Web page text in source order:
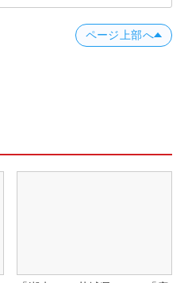
ページ上部へ